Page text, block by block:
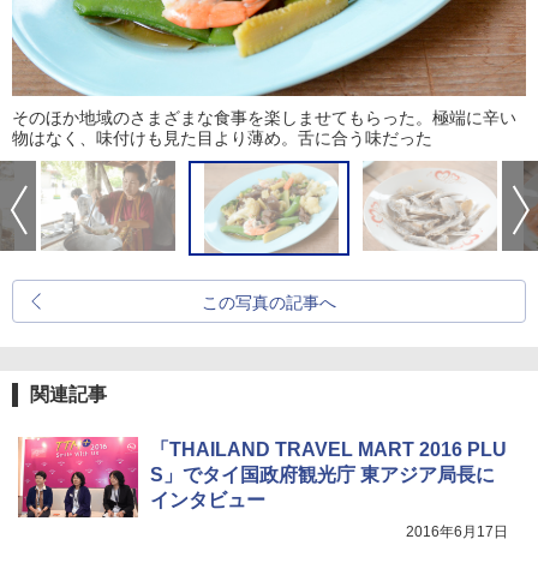
そのほか地域のさまざまな食事を楽しませてもらった。極端に辛い
物はなく、味付けも見た目より薄め。舌に合う味だった
この写真の記事へ
関連記事
「THAILAND TRAVEL MART 2016 PLU
S」でタイ国政府観光庁 東アジア局長に
インタビュー
2016年6月17日